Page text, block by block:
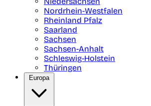
Nordrhein-Westfalen
Rheinland Pfalz
Saarland
Sachsen
Sachsen-Anhalt
Schleswig-Holstein
Thüringen
Europa